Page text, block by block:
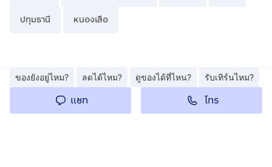
ปทุมธานี หนองเสือ
ของยังอยู่ไหม? ลดได้ไหม? ดูของได้ที่ไหน? รับเทิร์นไหม?
แชท โทร